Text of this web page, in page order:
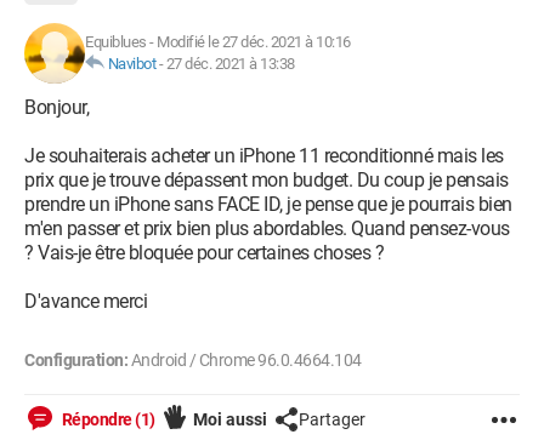
Equiblues - Modifié le 27 déc. 2021 à 10:16
Navibot-27 déc. 2021 à 13:38
Bonjour,
Je souhaiterais acheter un iPhone 11 reconditionné mais les
prix que je trouve dépassent mon budget. Du coup je pensais
prendre un iPhone sans FACE ID, je pense que je pourrais bien
m'en passer et prix bien plus abordables. Quand pensez-vous
? Vais-je être bloquée pour certaines choses ?
D'avance merci
Configuration:Android / Chrome 96.0.4664.104
Répondre (1) Moi aussi Partager